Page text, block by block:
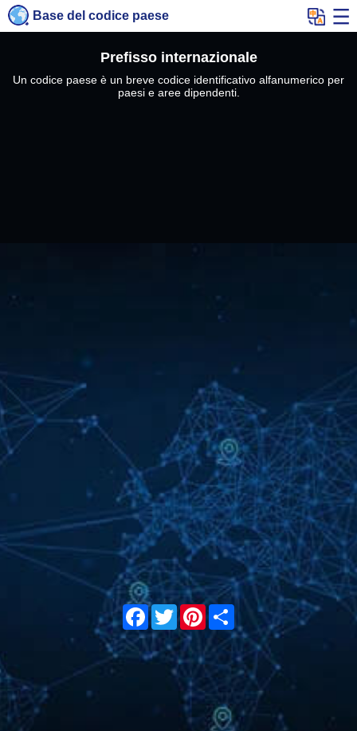
Base del codice paese
Prefisso internazionale
Un codice paese è un breve codice identificativo alfanumerico per
paesi e aree dipendenti.
Facebook
TwitterPinterest
Share